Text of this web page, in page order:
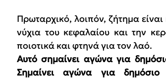
Πρωταρχικό, λοιπόν, ζήτημα
νύχια του κεφαλαίου και την
ποιοτικά και φτηνά για τον λαό.
Αυτό σημαίνει αγώνα για
Σημαίνει αγώνα για